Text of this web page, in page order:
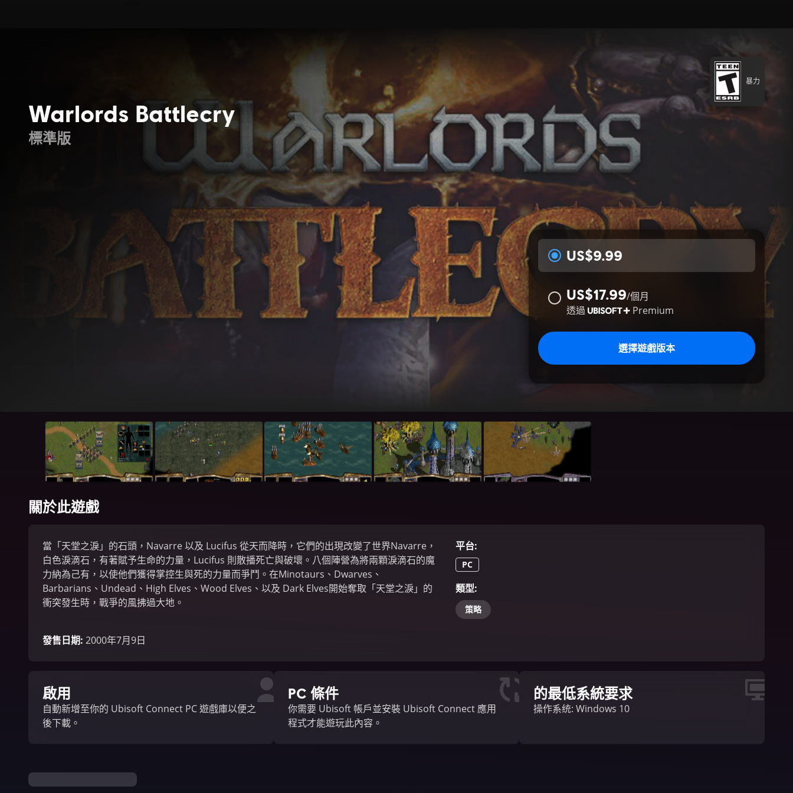
Warlords Battlecry
標準版
暴力
US$9.99
US$17.99/個月
透過
Premium
選擇遊戲版本
關於此遊戲
當「天堂之淚」的石頭，Navarre 以及 Lucifus 從天而降時，它們的出現改變了世界Navarre，
白色淚滴石，有著賦予生命的力量，Lucifus 則散播死亡與破壞。八個陣營為將兩顆淚滴石的魔
力納為己有，以使他們獲得掌控生與死的力量而爭鬥。在Minotaurs、Dwarves、
Barbarians、Undead、High Elves、Wood Elves、以及 Dark Elves開始奪取「天堂之淚」的
衝突發生時，戰爭的風拂過大地。
發售日期: 2000年7月9日
平台:
PC
類型:
策略
啟用
自動新增至你的 Ubisoft Connect PC 遊戲庫以便之
後下載。
PC 條件
你需要 Ubisoft 帳戶並安裝 Ubisoft Connect 應用
程式才能遊玩此內容。
的最低系統要求
操作系统: Windows 10